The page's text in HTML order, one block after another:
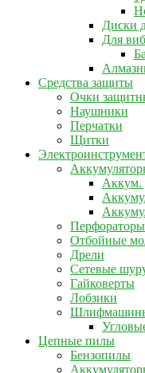
Диски
Для
Средства защиты
Очки
Наушники
Перчатки
Щитки
Аккум.
Перфораторы
Отбойные
Дрели
Сетевые
Гайковерты
Лобзики
Цепные пилы
Бензопилы